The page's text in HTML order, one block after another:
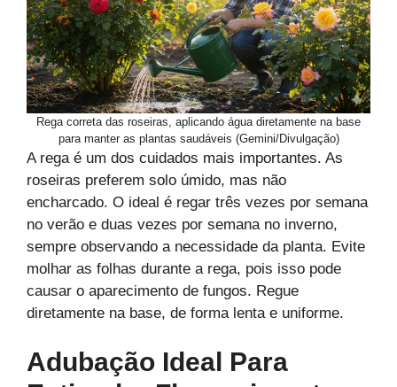
Rega correta das roseiras, aplicando água diretamente na base
para manter as plantas saudáveis (Gemini/Divulgação)
A rega é um dos cuidados mais importantes. As
roseiras preferem solo úmido, mas não
encharcado. O ideal é regar três vezes por semana
no verão e duas vezes por semana no inverno,
sempre observando a necessidade da planta. Evite
molhar as folhas durante a rega, pois isso pode
causar o aparecimento de fungos. Regue
diretamente na base, de forma lenta e uniforme.
Adubação Ideal Para